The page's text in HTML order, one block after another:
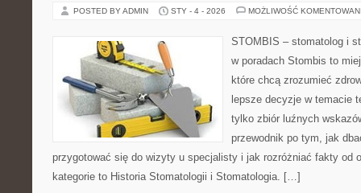
POSTED BY ADMIN STY - 4 - 2026 MOŻLIWOŚĆ
STOMBIS – stomatolog i
w poradach Stombis to
które chcą zrozumieć
lepsze decyzje w temacie
tylko zbiór luźnych
przewodnik po tym, jak
przygotować się do wizyty u specjalisty i jak rozróżniać fakty od
kategorie to Historia Stomatologii i Stomatologia. […]